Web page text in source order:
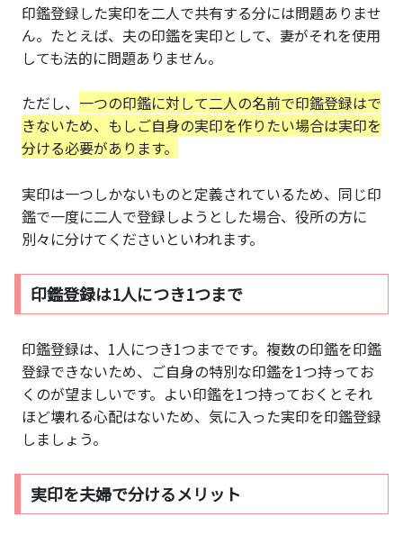
印鑑登録した実印を二人で共有する分には問題ありませ
ん。たとえば、夫の印鑑を実印として、妻がそれを使用
しても法的に問題ありません。
ただし、 一つの印鑑に対して二人の名前で印鑑登録はで
きないため、もしご自身の実印を作りたい場合は実印を
分ける必要があります。
実印は一つしかないものと定義されているため、同じ印
鑑で一度に二人で登録しようとした場合、役所の方に
別々に分けてくださいといわれます。
印鑑登録は1人につき1つまで
印鑑登録は、1人につき1つまでです。複数の印鑑を印鑑
登録できないため、ご自身の特別な印鑑を1つ持ってお
くのが望ましいです。よい印鑑を1つ持っておくとそれ
ほど壊れる心配はないため、気に入った実印を印鑑登録
しましょう。
実印を夫婦で分けるメリット